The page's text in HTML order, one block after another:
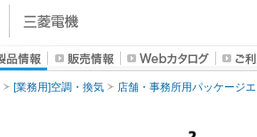
[業務用]空調・換気 店舗・事務所用パッケージ